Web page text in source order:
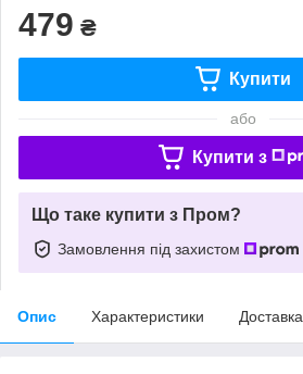
479 ₴
Купити
або
Купити з
Що таке купити з Пром?
Замовлення під захистом
Опис Характеристики Доставка